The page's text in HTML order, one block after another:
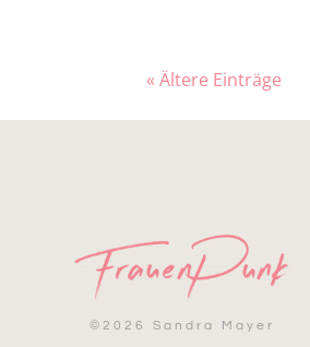
« Ältere Einträge
© 2026 Sandra Mayer